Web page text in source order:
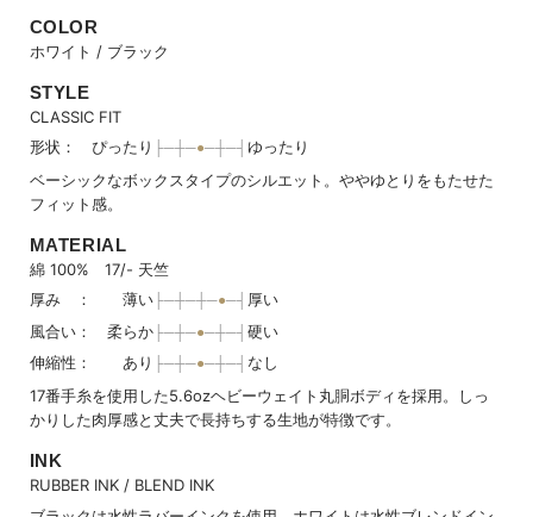
COLOR
ホワイト / ブラック
STYLE
CLASSIC FIT
形状： ぴったり ゆったり
ベーシックなボックスタイプのシルエット。ややゆとりをもたせた
フィット感。
MATERIAL
綿 100% 17/- 天竺
厚み ： 薄い
厚い
風合い： 柔らか
硬い
伸縮性： あり
なし
17番手糸を使用した5.6ozヘビーウェイト丸胴ボディを採用。しっ
かりした肉厚感と丈夫で長持ちする生地が特徴です。
INK
RUBBER INK / BLEND INK